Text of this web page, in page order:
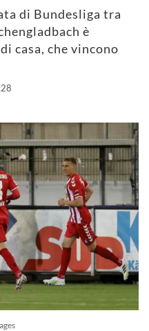
di Bundesliga tra
è
casa, che vincono